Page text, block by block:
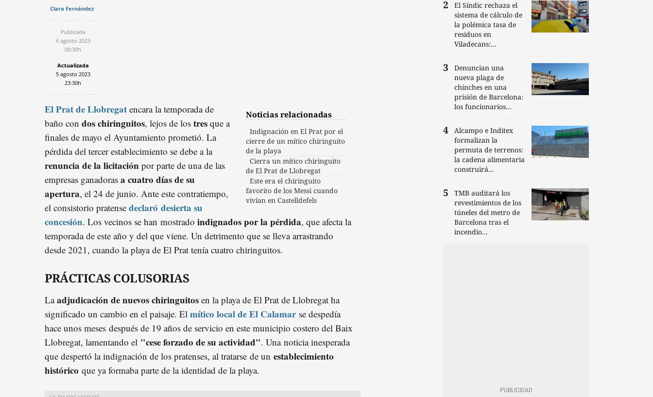
Clara Fernández
Publicada
6 agosto 2023
00:30h
Actualizada
5 agosto 2023
23:30h
Noticias relacionadas
Indignación en El Prat por el
cierre de un mítico chiringuito
de la playa
Cierra un mítico chiringuito
de El Prat de Llobregat
Este era el chiringuito
favorito de los Messi cuando
vivían en Castelldefels
El Prat de Llobregat encara la temporada de
baño con dos chiringuitos, lejos de los tres que a
finales de mayo el Ayuntamiento prometió. La
pérdida del tercer establecimiento se debe a la
renuncia de la licitación por parte de una de las
empresas ganadoras a cuatro días de su
apertura, el 24 de junio. Ante este contratiempo,
el consistorio pratense declaró desierta su
concesión. Los vecinos se han mostrado indignados por la pérdida, que afecta la
temporada de este año y del que viene. Un detrimento que se lleva arrastrando
desde 2021, cuando la playa de El Prat tenía cuatro chiringuitos.
PRÁCTICAS COLUSORIAS
Laadjudicación de nuevos chiringuitos en la playa de El Prat de Llobregat ha
significado un cambio en el paisaje. El mítico local de El Calamar se despedía
hace unos meses después de 19 años de servicio en este municipio costero del Baix
Llobregat, lamentando el "cese forzado de su actividad". Una noticia inesperada
que despertó la indignación de los pratenses, al tratarse de un establecimiento
histórico que ya formaba parte de la identidad de la playa.
El Síndic rechaza el
sistema de cálculo de
la polémica tasa de
residuos en
Viladecans:...
Denuncian una
nueva plaga de
chinches en una
prisión de Barcelona:
los funcionarios...
Alcampo e Inditex
formalizan la
permuta de terrenos:
la cadena alimentaria
construirá...
TMB auditará los
revestimientos de los
túneles del metro de
Barcelona tras el
incendio...